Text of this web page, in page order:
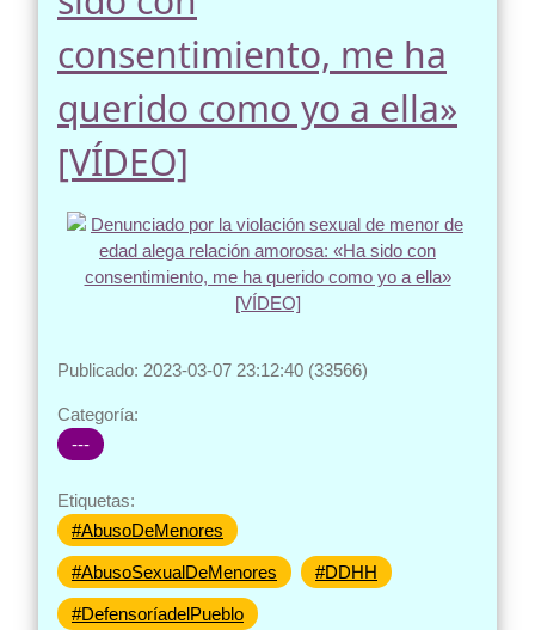
consentimiento, me ha
querido como yo a ella»
[VÍDEO]
Publicado: 2023-03-07 23:12:40 (33566)
Categoría:
---
Etiquetas:
#AbusoDeMenores
#AbusoSexualDeMenores #DDHH
#DefensoríadelPueblo